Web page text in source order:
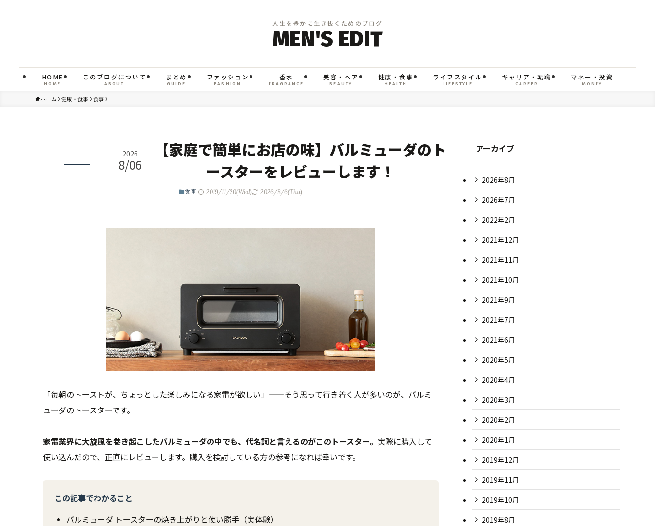
HOME
HOME
このブログについて
ABOUT
まとめ
GUIDE
ファッション
FASHION
香水
FRAGRANCE
美容・ヘア
BEAUTY
健康・食事
HEALTH
ライフスタイル
LIFESTYLE
キャリア・転職
CAREER
マネー・投資
MONEY
ホーム 健康・食事 食事
【家庭で簡単にお店の味】バルミューダのト
ースターをレビューします！
2026
8/06
食事 2019/11/20(Wed) 2026/8/6(Thu)
「毎朝のトーストが、ちょっとした楽しみになる家電が欲しい」——そう思って行き着く人が多いのが、バルミ
ューダのトースターです。
家電業界に大旋風を巻き起こしたバルミューダの中でも、代名詞と言えるのがこのトースター。 実際に購入して
使い込んだので、正直にレビューします。購入を検討している方の参考になれば幸いです。
この記事でわかること
バルミューダ トースターの焼き上がりと使い勝手（実体験）
アーカイブ
2026年8月
2026年7月
2022年2月
2021年12月
2021年11月
2021年10月
2021年9月
2021年7月
2021年6月
2020年5月
2020年4月
2020年3月
2020年2月
2020年1月
2019年12月
2019年11月
2019年10月
2019年8月